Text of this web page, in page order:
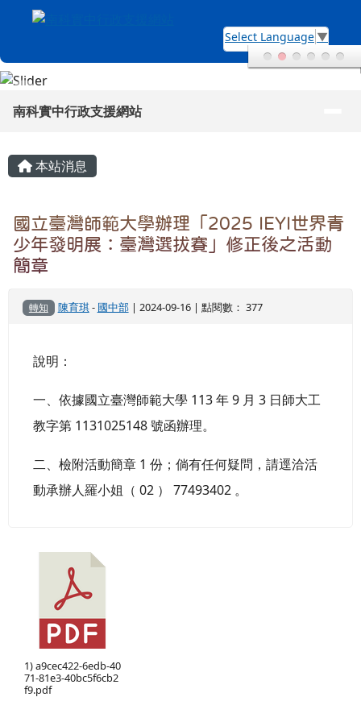
跳至主內容區
南科實中行政支援網站
Select Language ▼
導覽列
南科實中行政支援網站
主內容區域
本站消息
國立臺灣師範大學辦理「2025 IEYI世界青
少年發明展：臺灣選拔賽」修正後之活動
簡章
轉知 陳育琪- 國中部| 2024-09-16 | 點閱數： 377
說明：
一、依據國立臺灣師範大學 113 年 9 月 3 日師大工
教字第 1131025148 號函辦理。
二、檢附活動簡章 1 份；倘有任何疑問，請逕洽活
動承辦人羅小姐（ 02 ） 77493402 。
1) a9cec422-6edb-40
71-81e3-40bc5f6cb2
f9.pdf